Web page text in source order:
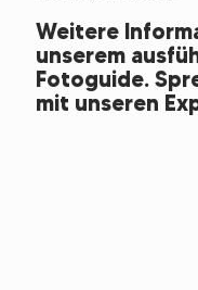
Weitere
unserem
Fotoguide.
mit unseren